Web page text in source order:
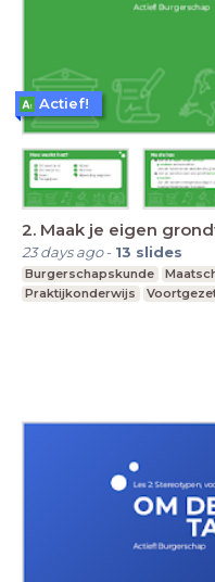
2. Maak je eigen
23 days ago- 13 slides
Burgerschapskunde
Praktijkonderwijs
Actief!